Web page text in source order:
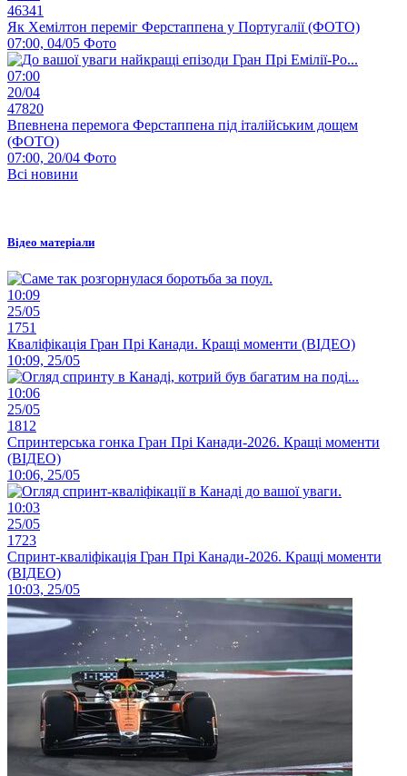
46341
Як Хемілтон переміг Ферстаппена у Португалії (ФОТО)
07:00, 04/05 Фото
07:00
20/04
47820
Впевнена перемога Ферстаппена під італійським дощем
(ФОТО)
07:00, 20/04 Фото
Всі новини
Відео матеріали
10:09
25/05
1751
Кваліфікація Гран Прі Канади. Кращі моменти (ВІДЕО)
10:09, 25/05
10:06
25/05
1812
Спринтерська гонка Гран Прі Канади-2026. Кращі моменти
(ВІДЕО)
10:06, 25/05
10:03
25/05
1723
Спринт-кваліфікація Гран Прі Канади-2026. Кращі моменти
(ВІДЕО)
10:03, 25/05